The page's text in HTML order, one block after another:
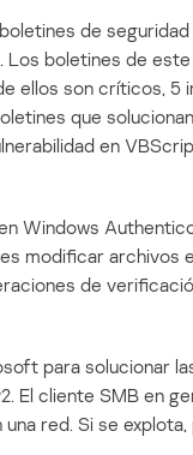
de
boletines de
ellos son críticos, 5
que
en
Windows
modificar archivos
de
para solucionar
El cliente SMB en
red. Si se